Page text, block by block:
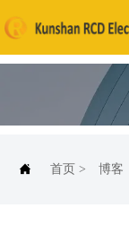
 首页 > 博客